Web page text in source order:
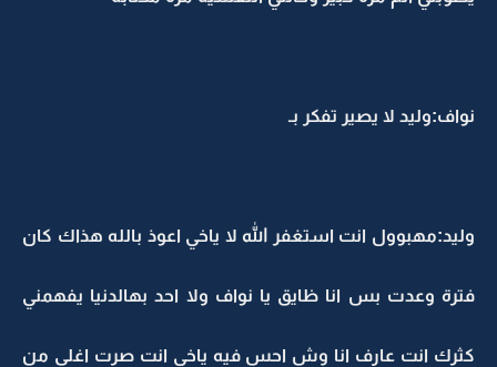
نواف:وليد لا يصير تفكر بـ
وليد:مهبوول انت استغفر الله لا ياخي اعوذ بالله هذاك كان
فترة وعدت بس انا ظايق يا نواف ولا احد بهالدنيا يفهمني
كثرك انت عارف انا وش احس فيه ياخي انت صرت اغلى من